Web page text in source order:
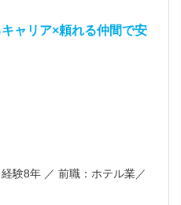
ャリア×頼れる仲間で安